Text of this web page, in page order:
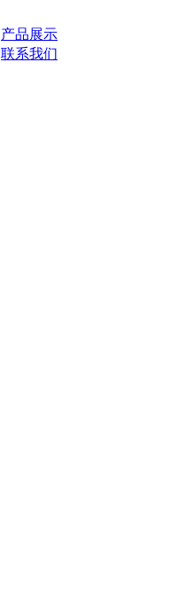
产品展示
联系我们